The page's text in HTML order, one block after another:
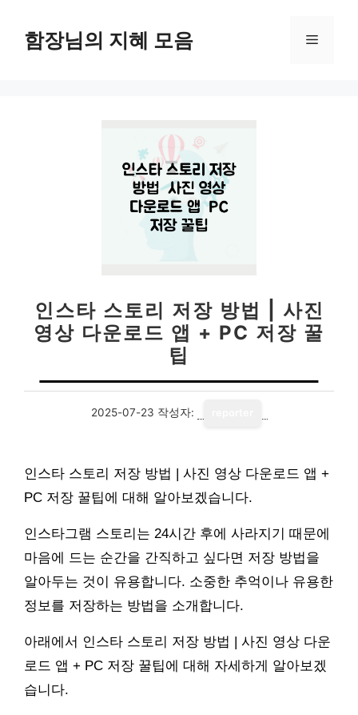
함장님의 지혜 모음 메
인스타 스토리 저장 방법 | 사진
영상 다운로드 앱 + PC 저장 꿀
팁
2025-07-23 작성자:
인스타 스토리 저장 방법 | 사진 영상 다운로드 앱 +
PC 저장 꿀팁에 대해 알아보겠습니다.
인스타그램 스토리는 24시간 후에 사라지기 때문에
마음에 드는 순간을 간직하고 싶다면 저장 방법을
알아두는 것이 유용합니다. 소중한 추억이나 유용한
정보를 저장하는 방법을 소개합니다.
아래에서 인스타 스토리 저장 방법 | 사진 영상 다운
로드 앱 + PC 저장 꿀팁에 대해 자세하게 알아보겠
습니다.